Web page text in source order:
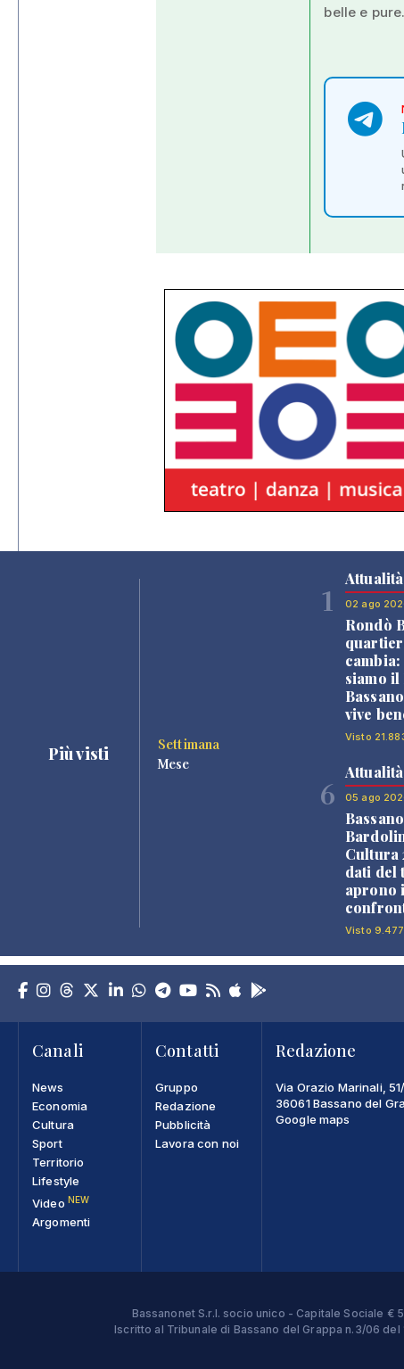
belle e pure.
Più visti
Settimana
Mese
1
Attualità
02 ago
Rondò
siamo
vive
Visto
6
Attualità
05 ago
Cultura
dati del
aprono
Visto
Canali
News
Economia
Cultura
Sport
Territorio
Lifestyle
Video NEW
Argomenti
Contatti
Gruppo
Redazione
Pubblicità
Lavora con noi
Redazione
Via Orazio Marinali,
36061 Bassano del
Google maps
Bassanonet S.r.l. socio unico - Capitale Sociale
Iscritto al Tribunale di Bassano del Grappa n.3/06